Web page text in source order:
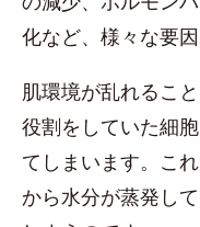
化など、様々な要
肌環境が乱れるこ
役割をしていた細
てしまいます。こ
から水分が蒸発し